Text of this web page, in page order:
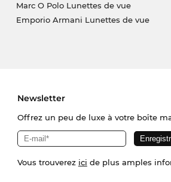
Marc O Polo Lunettes de vue
Emporio Armani Lunettes de vue
Newsletter
Offrez un peu de luxe à votre boîte
Vous trouverez ici de plus amples